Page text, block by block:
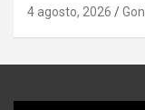
4 agosto, 2026